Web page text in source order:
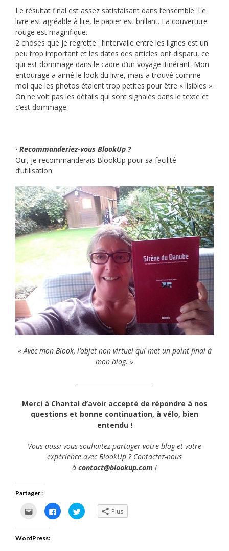
Le résultat final est assez satisfaisant dans l’ensemble. Le
livre est agréable à lire, le papier est brillant. La couverture
rouge est magnifique.
2 choses que je regrette : l’intervalle entre les lignes est un
peu trop important et les dates des articles ont disparu, ce
qui est dommage dans le cadre d’un voyage itinérant. Mon
entourage a aimé le look du livre, mais a trouvé comme
moi que les photos étaient trop petites pour être « lisibles ».
On ne voit pas les détails qui sont signalés dans le texte et
c’est dommage.
· Recommanderiez-vous BlookUp ?
Oui, je recommanderais BlookUp pour sa facilité
d’utilisation.
« Avec mon Blook, l’objet non virtuel qui met un point final à
mon blog. »
Merci à Chantal d’avoir accepté de répondre à nos
questions et bonne continuation, à vélo, bien
entendu !
Vous aussi vous souhaitez partager votre blog et votre
expérience avec BlookUp ? Contactez-nous
à contact@blookup.com !
Partager :
Cliquez
pour
envoyer
par
mail
Cliquez
pour
partager
Cliquez
pour Plus
WordPress: